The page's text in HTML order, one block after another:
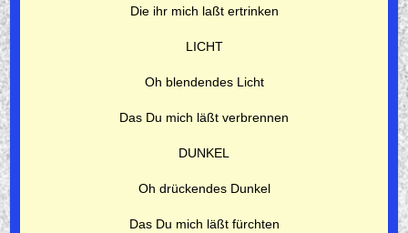
Die ihr mich laßt ertrinken
LICHT
Oh blendendes Licht
Das Du mich läßt verbrennen
DUNKEL
Oh drückendes Dunkel
Das Du mich läßt fürchten